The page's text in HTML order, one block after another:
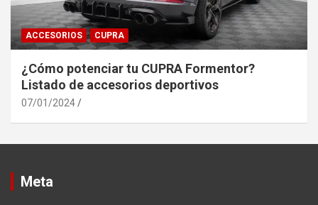
ACCESORIOS CUPRA
¿Cómo potenciar tu CUPRA Formentor?
Listado de accesorios deportivos
07/01/2024
Meta